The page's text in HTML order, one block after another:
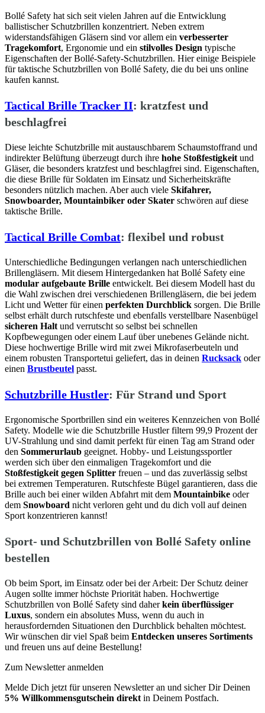
Bollé Safety hat sich seit vielen Jahren auf die Entwicklung
ballistischer Schutzbrillen konzentriert. Neben extrem
widerstandsfähigen Gläsern sind vor allem ein verbesserter
Tragekomfort, Ergonomie und ein stilvolles Design typische
Eigenschaften der Bollé-Safety-Schutzbrillen. Hier einige Beispiele
für taktische Schutzbrillen von Bollé Safety, die du bei uns online
kaufen kannst.
Tactical Brille Tracker II: kratzfest und
beschlagfrei
Diese leichte Schutzbrille mit austauschbarem Schaumstoffrand und
indirekter Belüftung überzeugt durch ihre hohe Stoßfestigkeit und
Gläser, die besonders kratzfest und beschlagfrei sind. Eigenschaften,
die diese Brille für Soldaten im Einsatz und Sicherheitskräfte
besonders nützlich machen. Aber auch viele Skifahrer,
Snowboarder, Mountainbiker oder Skater schwören auf diese
taktische Brille.
Tactical Brille Combat: flexibel und robust
Unterschiedliche Bedingungen verlangen nach unterschiedlichen
Brillengläsern. Mit diesem Hintergedanken hat Bollé Safety eine
modular aufgebaute Brille entwickelt. Bei diesem Modell hast du
die Wahl zwischen drei verschiedenen Brillengläsern, die bei jedem
Licht und Wetter für einen perfekten Durchblick sorgen. Die Brille
selbst erhält durch rutschfeste und ebenfalls verstellbare Nasenbügel
sicheren Halt und verrutscht so selbst bei schnellen
Kopfbewegungen oder einem Lauf über unebenes Gelände nicht.
Diese hochwertige Brille wird mit zwei Mikrofaserbeuteln und
einem robusten Transportetui geliefert, das in deinen Rucksack oder
einen Brustbeutel passt.
Schutzbrille Hustler: Für Strand und Sport
Ergonomische Sportbrillen sind ein weiteres Kennzeichen von Bollé
Safety. Modelle wie die Schutzbrille Hustler filtern 99,9 Prozent der
UV-Strahlung und sind damit perfekt für einen Tag am Strand oder
den Sommerurlaub geeignet. Hobby- und Leistungssportler
werden sich über den einmaligen Tragekomfort und die
Stoßfestigkeit gegen Splitter freuen – und das zuverlässig selbst
bei extremen Temperaturen. Rutschfeste Bügel garantieren, dass die
Brille auch bei einer wilden Abfahrt mit dem Mountainbike oder
dem Snowboard nicht verloren geht und du dich voll auf deinen
Sport konzentrieren kannst!
Sport- und Schutzbrillen von Bollé Safety online
bestellen
Ob beim Sport, im Einsatz oder bei der Arbeit: Der Schutz deiner
Augen sollte immer höchste Priorität haben. Hochwertige
Schutzbrillen von Bollé Safety sind daherkein überflüssiger
Luxus, sondern ein absolutes Muss, wenn du auch in
herausfordernden Situationen den Durchblick behalten möchtest.
Wir wünschen dir viel Spaß beim Entdecken unseres Sortiments
und freuen uns auf deine Bestellung!
Zum Newsletter anmelden
Melde Dich jetzt für unseren Newsletter an und sicher Dir Deinen
5% Willkommensgutschein direkt in Deinem Postfach.